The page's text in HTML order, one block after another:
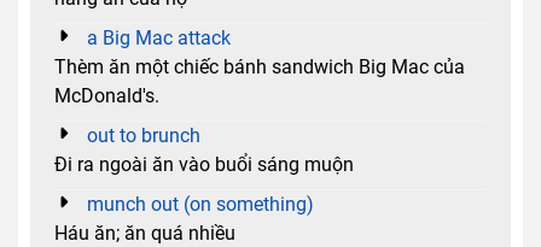
a Big Mac attack
Thèm ăn một chiếc bánh sandwich Big Mac của
McDonald's.
out to brunch
Đi ra ngoài ăn vào buổi sáng muộn
munch out (on something)
Háu ăn; ăn quá nhiều